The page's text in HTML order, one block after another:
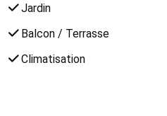
Jardin
Balcon / Terrasse
Climatisation